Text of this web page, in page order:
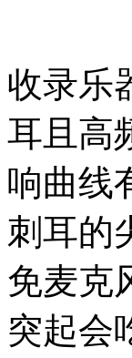
收录乐
耳且高
响曲线
刺耳的
免麦克
突起会